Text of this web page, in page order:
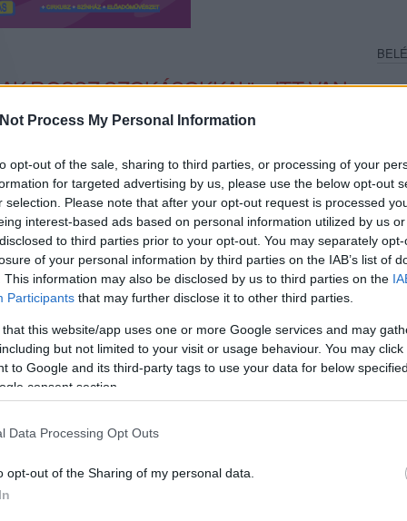
Process My Personal Information
opt-out of the sale, sharing to third parties, or processing of your
for targeted advertising by us, please use the below opt-out
selection. Please note that after your opt-out request is processed
interest-based ads based on personal information utilized by us
to third parties prior to your opt-out. You may separately
of your personal information by third parties on the IAB’s list of
This information may also be disclosed by us to third parties on the
Participants that may further disclose it to other third parties.
that this website/app uses one or more Google services and may
but not limited to your visit or usage behaviour. You may
to Google and its third-party tags to use your data for below
consent section.
Data Processing Opt Outs
opt-out of the Sharing of my personal data.
ROSSZ SZOKÁSOKKAL” – ITT VAN
A 23101075
a Wavy hiphopkollektívából Chris Villonként ismert Bartha
projektje, a nyersebb, koszosabb, személyesebb FRANKO,
első nagylemez, a régi meg az újsuli közé hidat verő 23101075.
TOVÁBB →
komment
ÉS EGY ERŐS KLIPPEL
ITT A NEMO / KALÓZ FREESTYLE